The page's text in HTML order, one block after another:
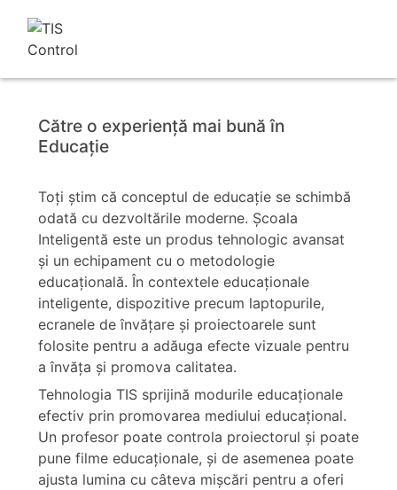
Către o experienţă mai bună în
Educaţie
Toţi ştim că conceptul de educaţie se schimbă
odată cu dezvoltările moderne. Şcoala
Inteligentă este un produs tehnologic avansat
şi un echipament cu o metodologie
educaţională. În contextele educaţionale
inteligente, dispozitive precum laptopurile,
ecranele de învăţare şi proiectoarele sunt
folosite pentru a adăuga efecte vizuale pentru
a învăţa şi promova calitatea.
Tehnologia TIS sprijină modurile educaţionale
efectiv prin promovarea mediului educaţional.
Un profesor poate controla proiectorul şi poate
pune filme educaţionale, şi de asemenea poate
ajusta lumina cu câteva mişcări pentru a oferi